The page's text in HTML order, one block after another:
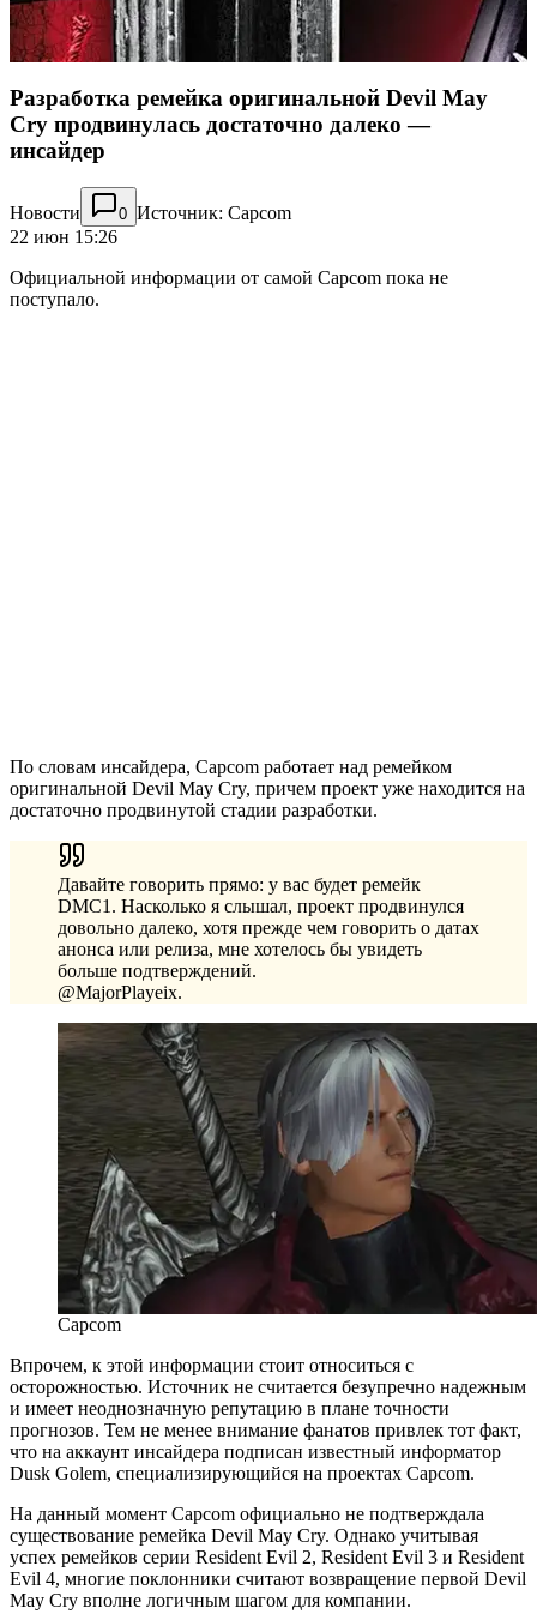
Разработка ремейка оригинальной Devil May
Cry продвинулась достаточно далеко —
инсайдер
Новости 0 Источник: Capcom
22 июн 15:26
Официальной информации от самой Capcom пока не
поступало.
По словам инсайдера, Capcom работает над ремейком
оригинальной Devil May Cry, причем проект уже находится на
достаточно продвинутой стадии разработки.
Давайте говорить прямо: у вас будет ремейк
DMC1. Насколько я слышал, проект продвинулся
довольно далеко, хотя прежде чем говорить о датах
анонса или релиза, мне хотелось бы увидеть
больше подтверждений.
@MajorPlayeix.
Capcom
Впрочем, к этой информации стоит относиться с
осторожностью. Источник не считается безупречно надежным
и имеет неоднозначную репутацию в плане точности
прогнозов. Тем не менее внимание фанатов привлек тот факт,
что на аккаунт инсайдера подписан известный информатор
Dusk Golem, специализирующийся на проектах Capcom.
На данный момент Capcom официально не подтверждала
существование ремейка Devil May Cry. Однако учитывая
успех ремейков серии Resident Evil 2, Resident Evil 3 и Resident
Evil 4, многие поклонники считают возвращение первой Devil
May Cry вполне логичным шагом для компании.